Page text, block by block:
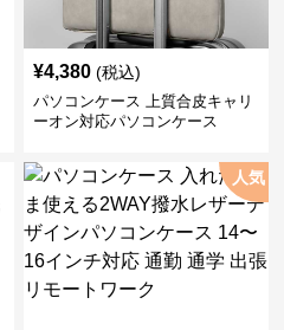
¥4,380 (税込)
パソコンケース 上質合皮キャリ
ーオン対応パソコンケース
人気